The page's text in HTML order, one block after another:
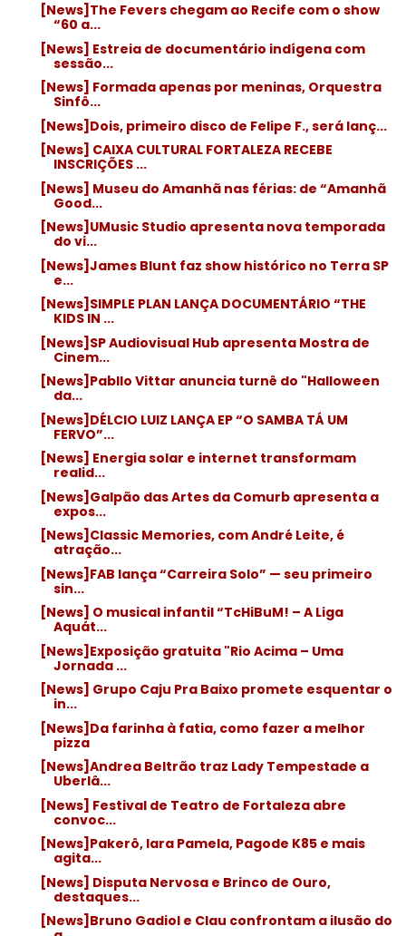
[News]The Fevers chegam ao Recife com o show
“60 a...
[News] Estreia de documentário indígena com
sessão...
[News] Formada apenas por meninas, Orquestra
Sinfô...
[News]Dois, primeiro disco de Felipe F., será lanç...
[News] CAIXA CULTURAL FORTALEZA RECEBE
INSCRIÇÕES ...
[News] Museu do Amanhã nas férias: de “Amanhã
Good...
[News]UMusic Studio apresenta nova temporada
do vi...
[News]James Blunt faz show histórico no Terra SP
e...
[News]SIMPLE PLAN LANÇA DOCUMENTÁRIO “THE
KIDS IN ...
[News]SP Audiovisual Hub apresenta Mostra de
Cinem...
[News]Pabllo Vittar anuncia turnê do "Halloween
da...
[News]DÉLCIO LUIZ LANÇA EP “O SAMBA TÁ UM
FERVO”...
[News] Energia solar e internet transformam
realid...
[News]Galpão das Artes da Comurb apresenta a
expos...
[News]Classic Memories, com André Leite, é
atração...
[News]FAB lança “Carreira Solo” — seu primeiro
sin...
[News] O musical infantil “TcHiBuM! – A Liga
Aquát...
[News]Exposição gratuita "Rio Acima – Uma
Jornada ...
[News] Grupo Caju Pra Baixo promete esquentar o
in...
[News]Da farinha à fatia, como fazer a melhor
pizza
[News]Andrea Beltrão traz Lady Tempestade a
Uberlâ...
[News] Festival de Teatro de Fortaleza abre
convoc...
[News]Pakerô, Iara Pamela, Pagode K85 e mais
agita...
[News] Disputa Nervosa e Brinco de Ouro,
destaques...
[News]Bruno Gadiol e Clau confrontam a ilusão do